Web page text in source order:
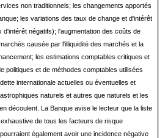
non traditionnels; les changements apportés
les variations des taux de change et d'intérêt
d'intérêt négatifs); l'augmentation des coûts de
causée par l'illiquidité des marchés et la
les estimations comptables critiques et
politiques et de méthodes comptables utilisées
internationale actuelles ou éventuelles et
naturels et autres que naturels et les
découlent. La Banque avise le lecteur que la liste
de tous les facteurs de risque
également avoir une incidence négative